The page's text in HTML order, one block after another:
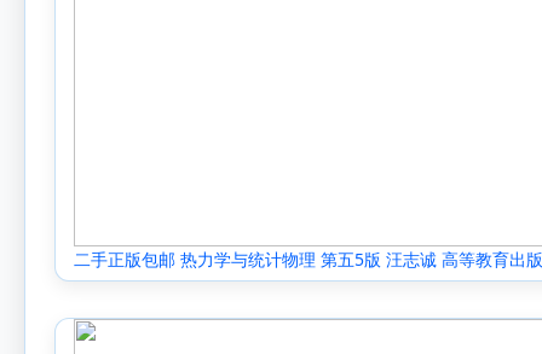
二手正版包邮 热力学与统计物理 第五5版 汪志诚 高等教育出